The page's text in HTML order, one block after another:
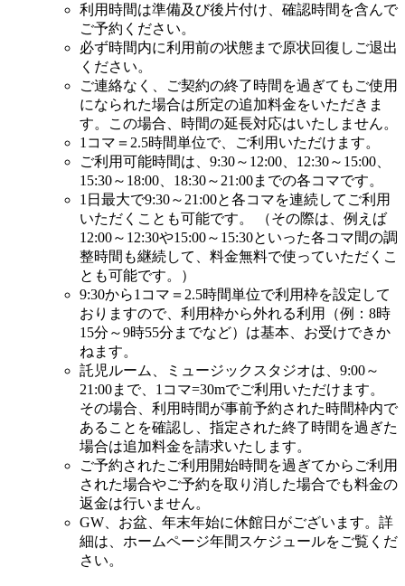
利用時間は準備及び後片付け、確認時間を含んで
ご予約ください。
必ず時間内に利用前の状態まで原状回復しご退出
ください。
ご連絡なく、ご契約の終了時間を過ぎてもご使用
になられた場合は所定の追加料金をいただきま
す。この場合、時間の延長対応はいたしません。
1コマ＝2.5時間単位で、ご利用いただけます。
ご利用可能時間は、9:30～12:00、12:30～15:00、
15:30～18:00、18:30～21:00までの各コマです。
1日最大で9:30～21:00と各コマを連続してご利用
いただくことも可能です。 （その際は、例えば
12:00～12:30や15:00～15:30といった各コマ間の調
整時間も継続して、料金無料で使っていただくこ
とも可能です。）
9:30から1コマ＝2.5時間単位で利用枠を設定して
おりますので、利用枠から外れる利用（例：8時
15分～9時55分までなど）は基本、お受けできか
ねます。
託児ルーム、ミュージックスタジオは、9:00～
21:00まで、1コマ=30mでご利用いただけます。
その場合、利用時間が事前予約された時間枠内で
あることを確認し、指定された終了時間を過ぎた
場合は追加料金を請求いたします。
ご予約されたご利用開始時間を過ぎてからご利用
された場合やご予約を取り消した場合でも料金の
返金は行いません。
GW、お盆、年末年始に休館日がございます。詳
細は、ホームページ年間スケジュールをご覧くだ
さい。